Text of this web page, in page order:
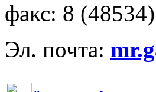
факс: 8
Эл. почта: